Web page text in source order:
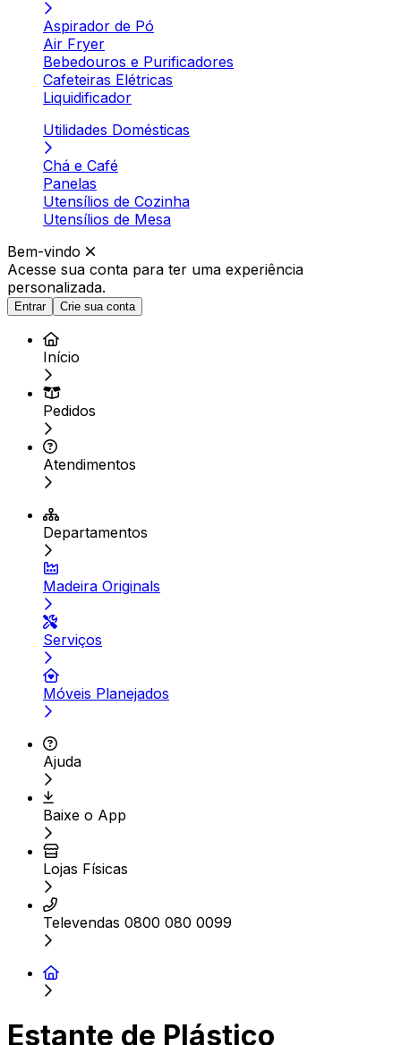
Aspirador de Pó
Air Fryer
Bebedouros e Purificadores
Cafeteiras Elétricas
Liquidificador
Utilidades Domésticas
Chá e Café
Panelas
Utensílios de Cozinha
Utensílios de Mesa
Bem-vindo
Acesse sua conta para ter uma experiência
personalizada.
Entrar Crie sua conta
Início
Pedidos
Atendimentos
Departamentos
Madeira Originals
Serviços
Móveis Planejados
Ajuda
Baixe o App
Lojas Físicas
Televendas 0800 080 0099
Estante de Plástico